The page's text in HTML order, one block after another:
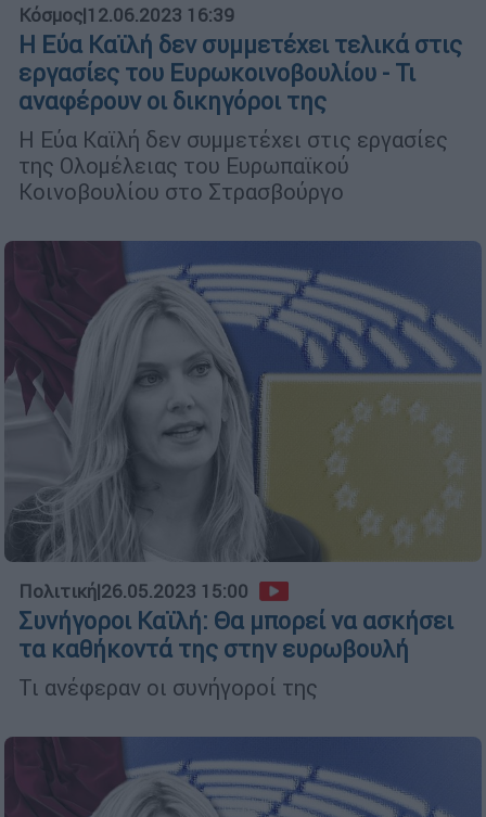
Κόσμος|12.06.2023 16:39
Η Εύα Καϊλή δεν συμμετέχει τελικά στις
εργασίες του Ευρωκοινοβουλίου - Τι
αναφέρουν οι δικηγόροι της
Η Εύα Καϊλή δεν συμμετέχει στις εργασίες
της Ολομέλειας του Ευρωπαϊκού
Κοινοβουλίου στο Στρασβούργο
Πολιτική|26.05.2023 15:00
Συνήγοροι Καϊλή: Θα μπορεί να ασκήσει
τα καθήκοντά της στην ευρωβουλή
Τι ανέφεραν οι συνήγοροί της